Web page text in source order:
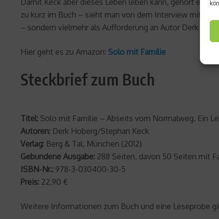
zu kurz im Buch – sieht man von dem Interview mit ihr
– sondern vielmehr als Aufforderung an Autor Derk
Hier geht es zu Amazon: Solo mit Familie
Steckbrief zum Buch
Titel: Solo mit Familie – Abseits vom Normalweg. Ein
Autoren: Derk Hoberg/Stephan Keck
Verlag: Berg & Tal, München (2012)
Gebundene Ausgabe: 288 Seiten, davon 50 Seiten mit
ISBN-Nr.: 978-3-030400-30-5
Preis: 22,90 €
Weitere Informationen zum Buch und eine Leseprobe